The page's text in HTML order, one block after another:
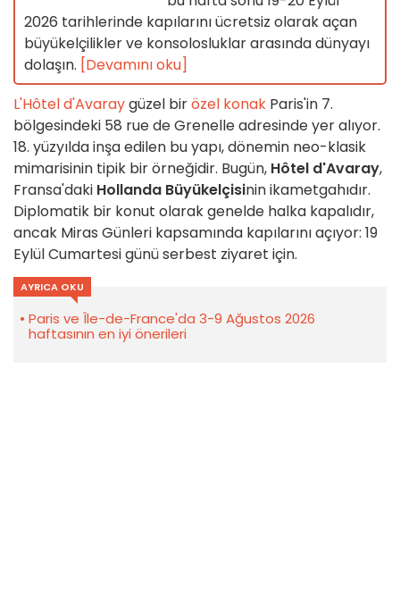
2026 tarihlerinde kapılarını ücretsiz olarak açan
büyükelçilikler ve konsolosluklar arasında dünyayı
dolaşın. [Devamını oku]
L'Hôtel d'Avaraygüzel birözel konak Paris'in 7.
bölgesindeki 58 rue de Grenelle adresinde yer alıyor.
18. yüzyılda inşa edilen bu yapı, dönemin neo-klasik
mimarisinin tipik bir örneğidir. Bugün, Hôtel d'Avaray,
Fransa'daki Hollanda Büyükelçisinin ikametgahıdır.
Diplomatik bir konut olarak genelde halka kapalıdır,
ancak Miras Günleri kapsamında kapılarını açıyor: 19
Eylül Cumartesi günü serbest ziyaret için.
AYRICA OKU
Paris ve Île-de-France'da 3-9 Ağustos 2026
haftasının en iyi önerileri